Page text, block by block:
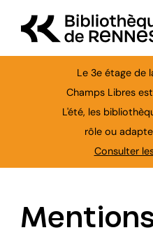
Le 3e étage de
Champs Libres
L'été, les
rôle ou
Consulter